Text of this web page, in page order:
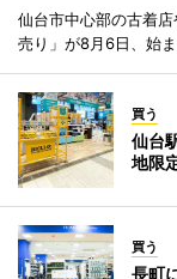
仙台市中心部の古着
売り」が8月6日、始ま
買う
仙台
地限
買う
長町